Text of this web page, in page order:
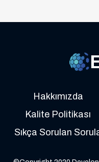
Hakkımızda
Kalite Politikası
Sıkça Sorulan